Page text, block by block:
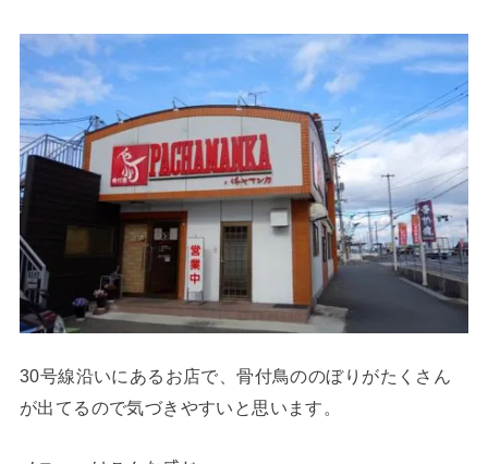
30号線沿いにあるお店で、骨付鳥ののぼりがたくさん
が出てるので気づきやすいと思います。